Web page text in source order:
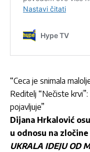
“Ceca je snimala
Reditelj “Nečiste
pojavljuje”
Dijana Hrkalović
u odnosu na
UKRALA IDEJU OD